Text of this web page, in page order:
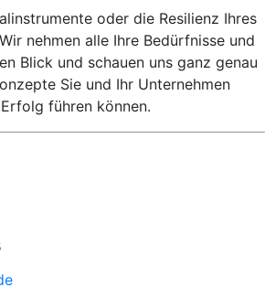
oder die Resilienz Ihres
nehmen alle Ihre Bedürfnisse und
Blick und schauen uns ganz genau
Sie und Ihr Unternehmen
führen können.